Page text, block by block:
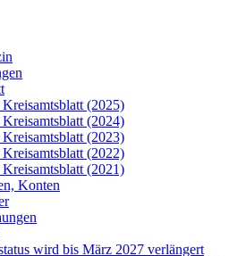
(2025)
(2024)
(2023)
(2022)
(2021)
Konten
wird bis März 2027 verlängert